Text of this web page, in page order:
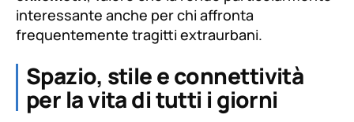
interessante anche per chi affronta
frequentemente tragitti extraurbani.
Spazio, stile e connettività
per la vita di tutti i giorni